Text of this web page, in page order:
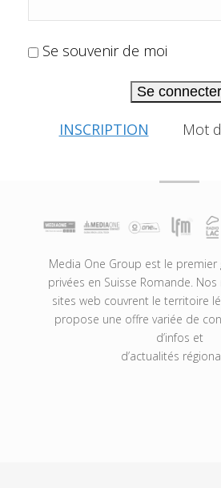
Se souvenir de moi
Se connecter
INSCRIPTION Mot
Media One Group est le
privées en Suisse Romande. Nos
sites web couvrent le territoire
propose une offre variée de
d’infos et
d’actualités